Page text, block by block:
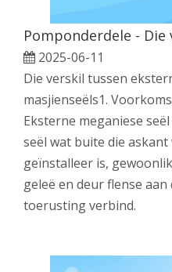
2025-06-11
Die verskil tussen
masjienseëls1.
Eksterne meganiese
seël wat buite die
geïnstalleer is,
geleë en deur flense
toerusting verbind.